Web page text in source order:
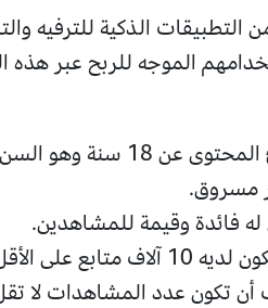
الذكية للترفيه
الموجه للربح عبر هذه
وهو السن القانوني.
مسروق.
فائدة وقيمة للمشاهدين.
على الأقل.